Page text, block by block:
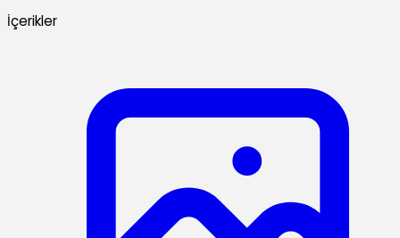
İçerikler